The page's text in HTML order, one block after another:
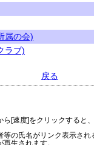
属の会)
ラブ)
戻る
ら[速度]をクリックすると
等の氏名がリンク表示さ
生されます。